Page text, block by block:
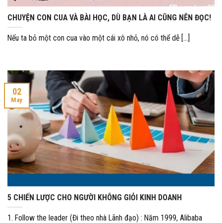
CHUYỆN CON CUA VÀ BÀI HỌC, DÙ BẠN LÀ AI CŨNG NÊN ĐỌC!
Nếu ta bỏ một con cua vào một cái xô nhỏ, nó có thể dễ [...]
5 CHIẾN LƯỢC CHO NGƯỜI KHÔNG GIỎI KINH DOANH
1. Follow the leader (Đi theo nhà Lãnh đạo) : Năm 1999, Alibaba
02
May